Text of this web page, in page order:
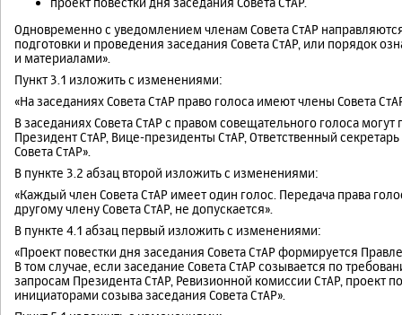
Одновременно с уведомлением членам Совета СтАР
подготовки и проведения заседания Совета СтАР, или порядок
и материалами».
Пункт 3.1 изложить с изменениями:
«На заседаниях Совета СтАР право голоса имеют члены Совета
В заседаниях Совета СтАР с правом совещательного голоса
Президент СтАР, Вице-президенты СтАР, Ответственный
Совета СтАР».
В пункте 3.2 абзац второй изложить с изменениями:
«Каждый член Совета СтАР имеет один голос. Передача права
другому члену Совета СтАР, не допускается».
В пункте 4.1 абзац первый изложить с изменениями:
«Проект повестки дня заседания Совета СтАР формируется
В том случае, если заседание Совета СтАР созывается по
запросам Президента СтАР, Ревизионной комиссии СтАР, проект
инициаторами созыва заседания Совета СтАР».